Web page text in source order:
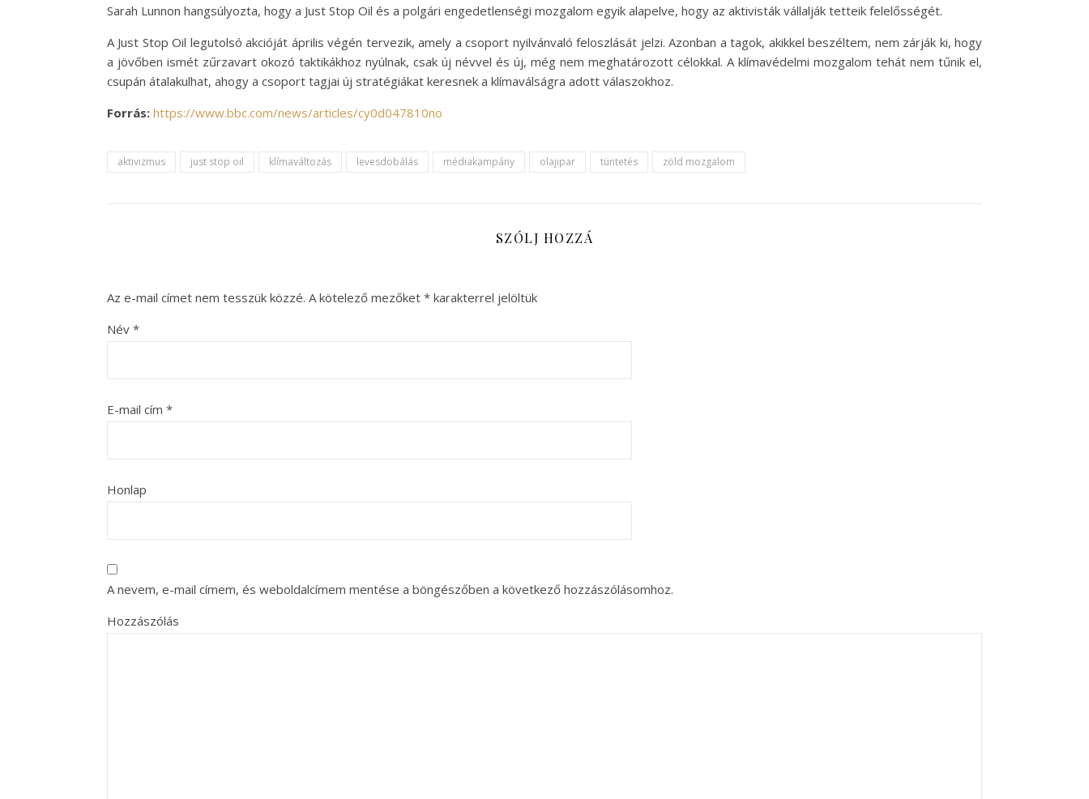
Sarah Lunnon hangsúlyozta, hogy a Just Stop Oil és a polgári engedetlenségi mozgalom egyik alapelve, hogy az aktivisták vállalják tetteik felelősségét.
A Just Stop Oil legutolsó akcióját április végén tervezik, amely a csoport nyilvánvaló feloszlását jelzi. Azonban a tagok, akikkel beszéltem, nem zárják ki, hogy
a jövőben ismét zűrzavart okozó taktikákhoz nyúlnak, csak új névvel és új, még nem meghatározott célokkal. A klímavédelmi mozgalom tehát nem tűnik el,
csupán átalakulhat, ahogy a csoport tagjai új stratégiákat keresnek a klímaválságra adott válaszokhoz.
Forrás: https://www.bbc.com/news/articles/cy0d047810no
aktivizmus just stop oil klímaváltozás levesdobálás médiakampány olajipar tüntetés zöld mozgalom
SZÓLJ HOZZÁ
Az e-mail címet nem tesszük közzé. A kötelező mezőket * karakterrel jelöltük
Név *
E-mail cím *
Honlap
A nevem, e-mail címem, és weboldalcímem mentése a böngészőben a következő hozzászólásomhoz.
Hozzászólás